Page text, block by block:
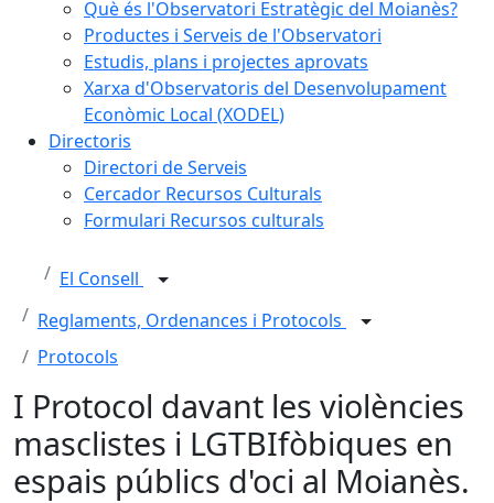
Què és l'Observatori Estratègic del Moianès?
Productes i Serveis de l'Observatori
Estudis, plans i projectes aprovats
Xarxa d'Observatoris del Desenvolupament
Econòmic Local (XODEL)
Directoris
Directori de Serveis
Cercador Recursos Culturals
Formulari Recursos culturals
El Consell
Reglaments, Ordenances i Protocols
Protocols
I Protocol davant les violències
masclistes i LGTBIfòbiques en
espais públics d'oci al Moianès.